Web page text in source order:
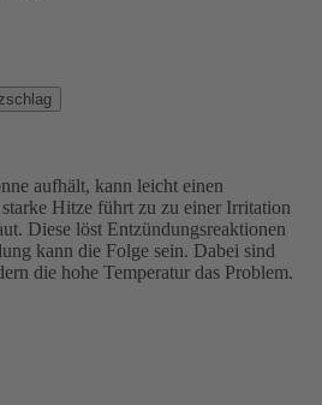
aufhält, kann leicht einen
Hitze führt zu zu einer Irritation
Diese löst Entzündungsreaktionen
kann die Folge sein. Dabei sind
die hohe Temperatur das Problem.